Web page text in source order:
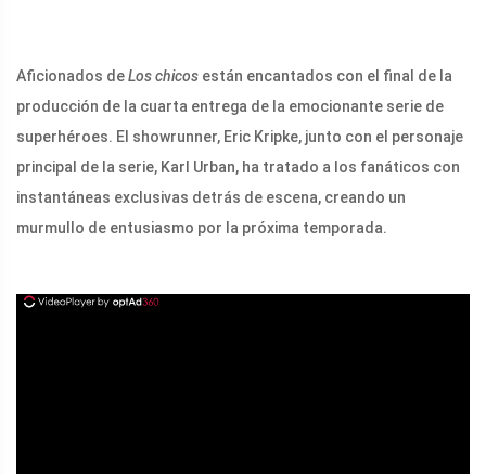
Aficionados deLos chicos están encantados con el final de la
producción de la cuarta entrega de la emocionante serie de
superhéroes. El showrunner, Eric Kripke, junto con el personaje
principal de la serie, Karl Urban, ha tratado a los fanáticos con
instantáneas exclusivas detrás de escena, creando un
murmullo de entusiasmo por la próxima temporada.